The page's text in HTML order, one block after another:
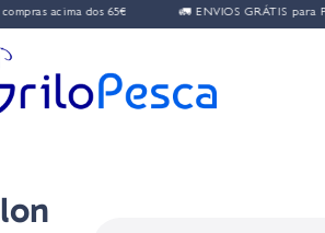
acima dos 65€ 🚛 ENVIOS GRÁTIS para